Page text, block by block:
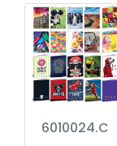
6010024.C